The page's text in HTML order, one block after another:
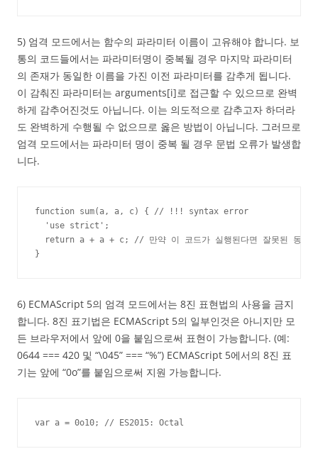
5) 엄격 모드에서는 함수의 파라미터 이름이 고유해야 합니다. 보
통의 코드들에서는 파라미터명이 중복될 경우 마지막 파라미터
의 존재가 동일한 이름을 가진 이전 파라미터를 감추게 됩니다.
이 감춰진 파라미터는 arguments[i]로 접근할 수 있으므로 완벽
하게 감추어진것도 아닙니다. 이는 의도적으로 감추고자 하더라
도 완벽하게 수행될 수 없으므로 옳은 방법이 아닙니다. 그러므로
엄격 모드에서는 파라미터 명이 중복 될 경우 문법 오류가 발생합
니다.
function sum(a, a, c) { // !!! syntax error
  'use strict';
return a + a + c; // 만약 이 코드가 실행된다면 잘못된 동작
}
6) ECMAScript 5의 엄격 모드에서는 8진 표현법의 사용을 금지
합니다. 8진 표기법은 ECMAScript 5의 일부인것은 아니지만 모
든 브라우저에서 앞에 0을 붙임으로써 표현이 가능합니다. (예:
0644 === 420 및 “\045” === “%”) ECMAScript 5에서의 8진 표
기는 앞에 “0o”를 붙임으로써 지원 가능합니다.
var a = 0o10; // ES2015: Octal